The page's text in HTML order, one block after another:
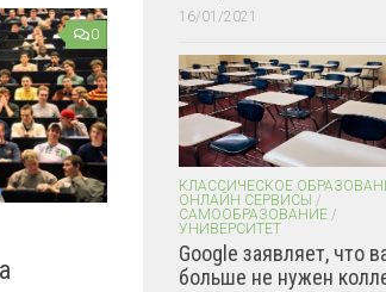
0
16/01/2021
КЛАССИЧЕСКОЕ
ОНЛАЙН СЕРВИСЫ /
САМООБРАЗОВАНИЕ /
УНИВЕРСИТЕТ
Google заявляет, что
больше не нужен